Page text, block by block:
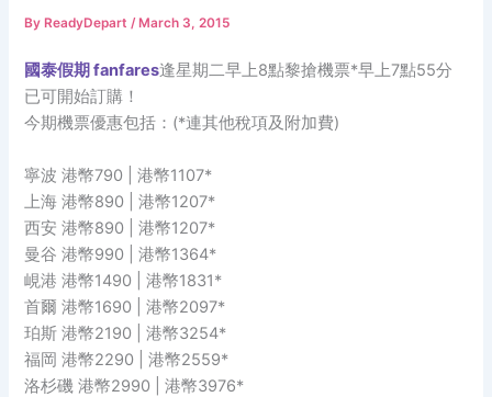
By ReadyDepart/ March 3, 2015
國泰假期 fanfares逢星期二早上8點黎搶機票*早上7點55分
已可開始訂購！
今期機票優惠包括：(*連其他稅項及附加費)
寧波 港幣790 | 港幣1107*
上海 港幣890 | 港幣1207*
西安 港幣890 | 港幣1207*
曼谷 港幣990 | 港幣1364*
峴港 港幣1490 | 港幣1831*
首爾 港幣1690 | 港幣2097*
珀斯 港幣2190 | 港幣3254*
福岡 港幣2290 | 港幣2559*
洛杉磯 港幣2990 | 港幣3976*